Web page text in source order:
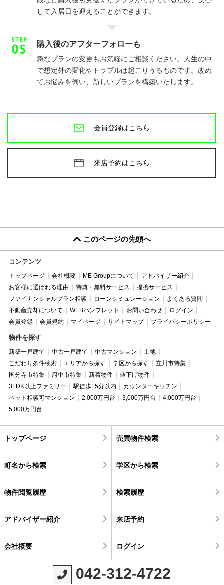
して入居日を迎えることができます。
購入後のアフターフォローも
急なプランの変更もお気軽にご相談ください。人生の中
で想定外の変化やトラブルは起こりうるものです。改め
てお悩みを伺い、新しいプランを構築いたします。
会員登録はこちら
来店予約はこちら
このページの先頭へ
コンテンツ
トップページ 会社概要 ME Groupについて
アドバイザー紹介
お客様に選ばれる理由
特典・無料サービス
提携サービス
ファイナンシャルプラン相談
ローンシミュレーション
よくある質問
不動産売却について
WEBパンフレット お問い合わせ
ログイン
会員登録
会員規約 マイページ サイトマップ プライバシーポリシー
物件を探す
新築一戸建て 中古一戸建て 中古マンション
土地
こだわり条件検索
エリアから探す 学区から探す
立川市特集
国分寺市特集
府中市特集 新着物件
値下げ物件
3LDK以上ファミリー
駅徒歩15分以内
カウンターキッチン
ペット相談可マンション
2,000万円台 3,000万円台
4,000万円台
5,000万円台
トップページ 売買物件検索
町名から検索 学区から検索
物件閲覧履歴 検索履歴
アドバイザー紹介 来店予約
会社概要 ログイン
042-312-4722